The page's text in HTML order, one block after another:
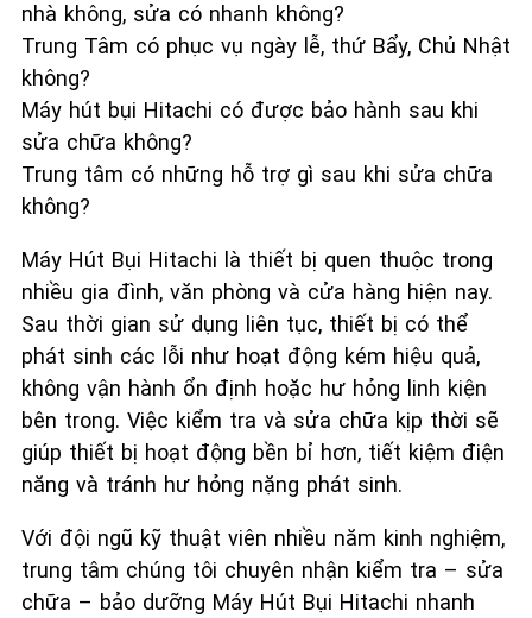
nhà không, sửa có nhanh không?
Trung Tâm có phục vụ ngày lễ, thứ Bẩy, Chủ Nhật
không?
Máy hút bụi Hitachi có được bảo hành sau khi
sửa chữa không?
Trung tâm có những hỗ trợ gì sau khi sửa chữa
không?
Máy Hút Bụi Hitachi là thiết bị quen thuộc trong
nhiều gia đình, văn phòng và cửa hàng hiện nay.
Sau thời gian sử dụng liên tục, thiết bị có thể
phát sinh các lỗi như hoạt động kém hiệu quả,
không vận hành ổn định hoặc hư hỏng linh kiện
bên trong. Việc kiểm tra và sửa chữa kịp thời sẽ
giúp thiết bị hoạt động bền bỉ hơn, tiết kiệm điện
năng và tránh hư hỏng nặng phát sinh.
Với đội ngũ kỹ thuật viên nhiều năm kinh nghiệm,
trung tâm chúng tôi chuyên nhận kiểm tra – sửa
chữa – bảo dưỡng Máy Hút Bụi Hitachi nhanh